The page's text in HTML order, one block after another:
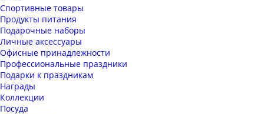
Спортивные товары
Продукты питания
Подарочные наборы
Личные аксессуары
Офисные принадлежности
Профессиональные праздники
Подарки к праздникам
Награды
Коллекции
Посуда